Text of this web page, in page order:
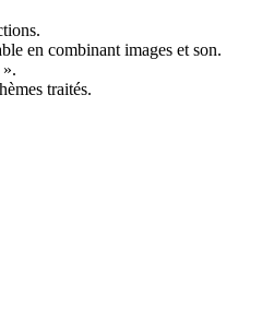
en combinant images et son.
traités.